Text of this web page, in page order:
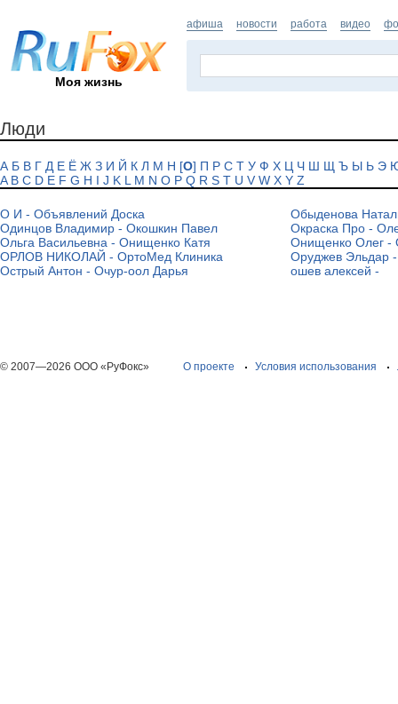
Моя жизнь
афиша новости работа видео
Люди
А Б В Г Д Е Ё Ж З И Й К Л М Н [О] П Р С Т У Ф Х Ц Ч Ш Щ Ъ Ы Ь Э
A B C D E F G H I J K L M N O P Q R S T U V W X Y Z
О И - Объявлений Доска
Обыденова
Одинцов Владимир - Окошкин Павел
Окраска Про -
Ольга Васильевна - Онищенко Катя
Онищенко Олег -
ОРЛОВ НИКОЛАЙ - ОртоМед Клиника
Оруджев Эльдар
Острый Антон - Очур-оол Дарья
ошeв aлeксeй -
© 2007—2026 ООО «РуФокс» О проекте Условия использования